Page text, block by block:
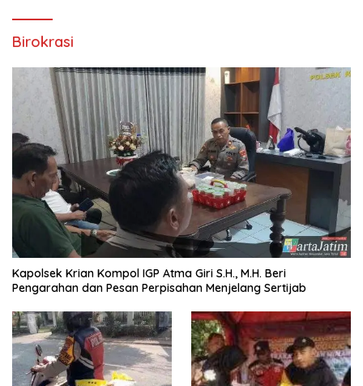
Birokrasi
Kapolsek Krian Kompol IGP Atma Giri S.H., M.H. Beri
Pengarahan dan Pesan Perpisahan Menjelang Sertijab